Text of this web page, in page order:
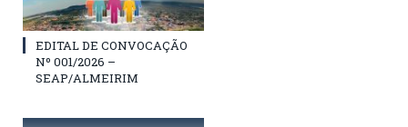
EDITAL DE CONVOCAÇÃO
Nº 001/2026 –
SEAP/ALMEIRIM